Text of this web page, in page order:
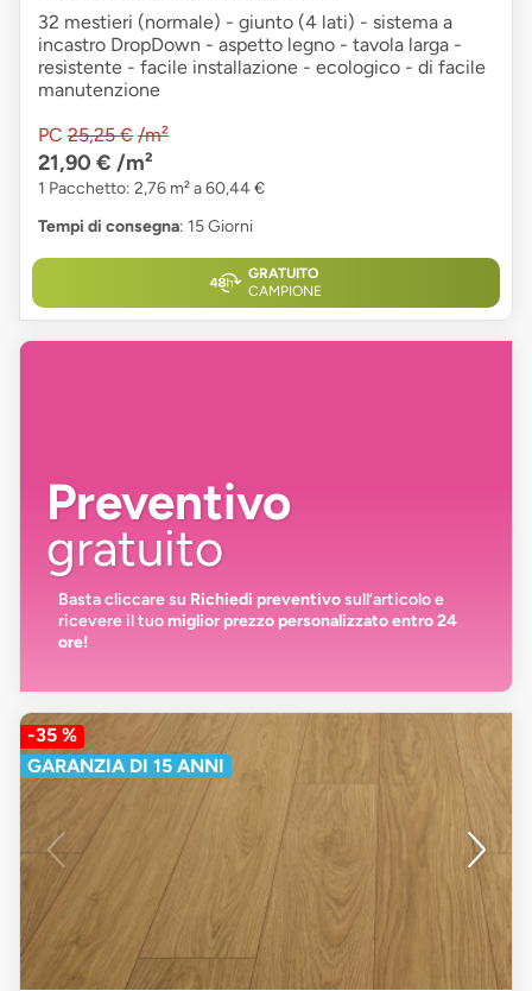
32 mestieri (normale) - giunto (4 lati) - sistema a
incastro DropDown - aspetto legno - tavola larga -
resistente - facile installazione - ecologico - di facile
manutenzione
PC 25,25 € /m²
21,90 € /m²
1 Pacchetto: 2,76 m² a 60,44 €
Tempi di consegna: 15 Giorni
GRATUITO
CAMPIONE
Preventivo
gratuito
Basta cliccare su Richiedi preventivosull’articolo e
ricevere il tuomiglior prezzo personalizzato entro 24
ore!
-35 %
GARANZIA DI 15 ANNI